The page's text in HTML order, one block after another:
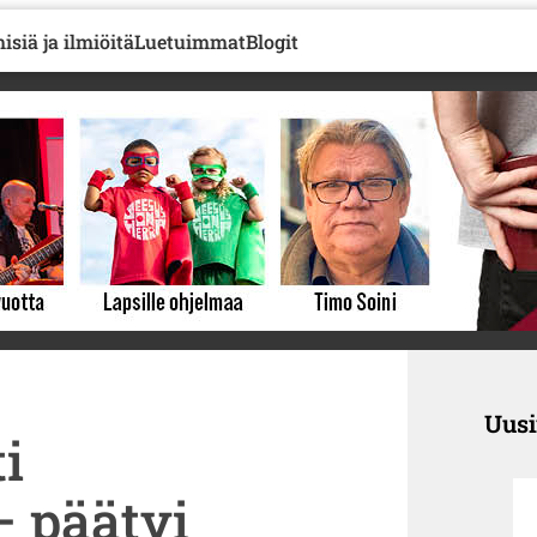
ja ilmiöitäLuetuimmatBlogit
päätyi